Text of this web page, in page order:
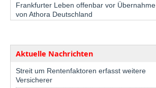
Frankfurter Leben offenbar vor Übernahme
von Athora Deutschland
Aktuelle Nachrichten
Streit um Rentenfaktoren erfasst weitere
Versicherer